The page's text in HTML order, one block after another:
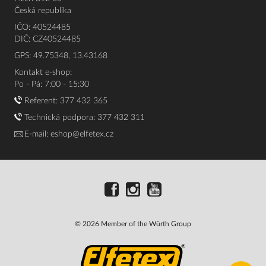
Česká republika
IČO: 40524485
DIČ: CZ40524485
GPS: 49.75348, 13.43168
Kontakt e-shop:
Po - Pá: 7:00 - 15:30
Referent: 377 432 365
Technická podpora: 377 432 311
E-mail: eshop@elfetex.cz
© 2026 Member of the Würth Group